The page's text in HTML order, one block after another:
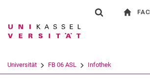
Suchbegriff
Universität FB 06 ASL Infothek